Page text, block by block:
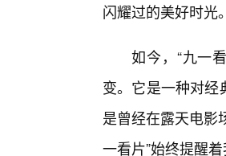
闪耀过的美好时光。
如今，“九一
变。它是一种对
是曾经在露天电影
一看片”始终提醒